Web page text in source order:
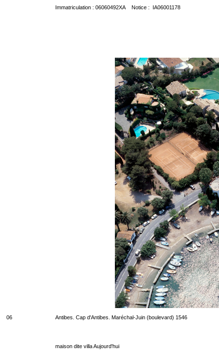
Immatriculation : 06060492XA Notice : IA06001178
06 Antibes. Cap d'Antibes. Maréchal-Juin (boulevard) 1546
maison dite villa Aujourd'hui